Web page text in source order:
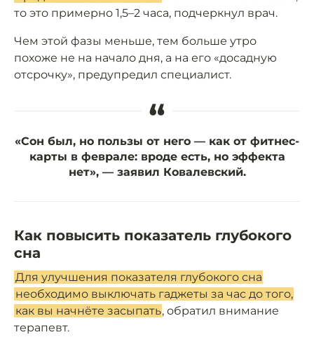
то это примерно 1,5–2 часа, подчеркнул врач.
Чем этой фазы меньше, тем больше утро
похоже не на начало дня, а на его «досадную
отсрочку», предупредил специалист.
“
«Сон был, но пользы от него — как от фитнес-
карты в феврале: вроде есть, но эффекта
нет», — заявил Ковалевский.
Как повысить показатель глубокого
сна
Для улучшения показателя глубокого сна
необходимо выключать гаджеты за час до того,
как вы начнёте засыпать, обратил внимание
терапевт.